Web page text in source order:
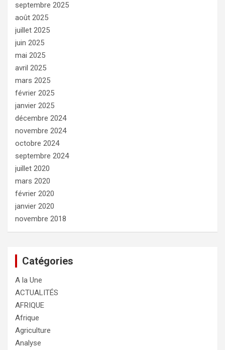
septembre 2025
août 2025
juillet 2025
juin 2025
mai 2025
avril 2025
mars 2025
février 2025
janvier 2025
décembre 2024
novembre 2024
octobre 2024
septembre 2024
juillet 2020
mars 2020
février 2020
janvier 2020
novembre 2018
Catégories
A la Une
ACTUALITÉS
AFRIQUE
Afrique
Agriculture
Analyse